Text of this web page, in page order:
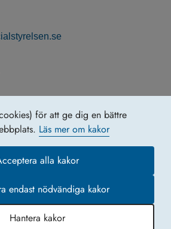
för att ge dig en bättre
Läs mer om kakor
alla kakor
endast nödvändiga kakor
Hantera kakor